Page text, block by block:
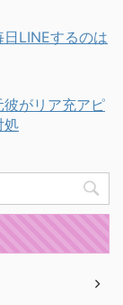
LINEするのは
彼がリア充アピ
処